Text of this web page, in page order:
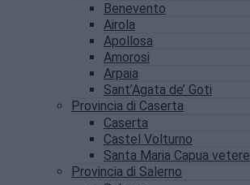
Benevento
Airola
Apollosa
Amorosi
Arpaia
Sant’Agata de’ Goti
Provincia di Caserta
Caserta
Castel Volturno
Santa Maria Capua vetere
Provincia di Salerno